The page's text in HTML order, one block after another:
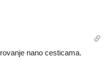
nano cesticama.